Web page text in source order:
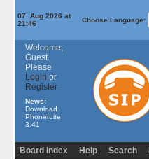
07. Aug 2026 at
21:46
Choose Language:
Welcome,
Guest.
Please
Login or
Register
News:
Download
PhonerLite
3.41
Board Index Help Search